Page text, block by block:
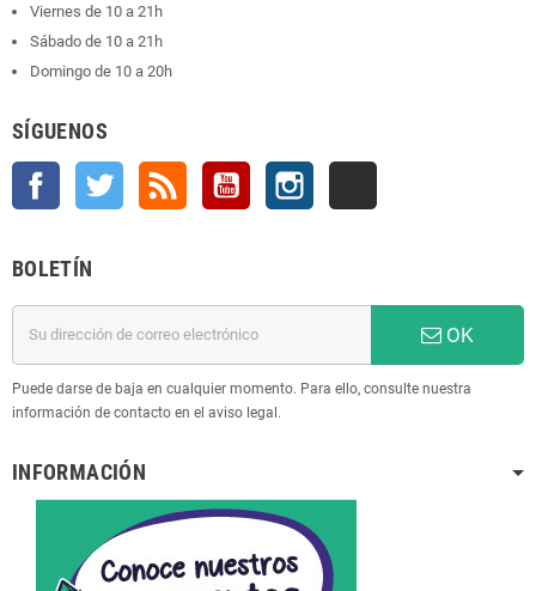
Viernes de 10 a 21h
Sábado de 10 a 21h
Domingo de 10 a 20h
SÍGUENOS
Facebook Twitter Rss YouTube Instagram
BOLETÍN
OK
Puede darse de baja en cualquier momento. Para ello, consulte nuestra
información de contacto en el aviso legal.
INFORMACIÓN